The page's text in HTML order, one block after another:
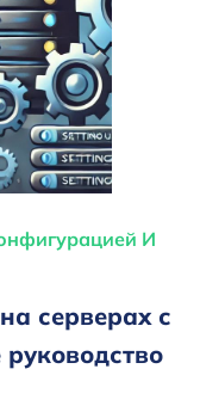
И
серверах с